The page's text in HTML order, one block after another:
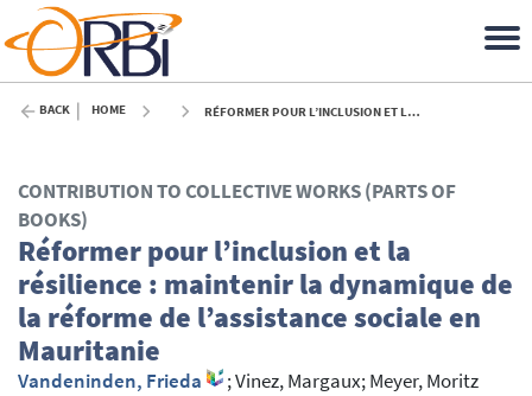
BACK HOME RÉFORMER POUR L’INCLUSION ET LA RÉSILIENCE : MAINTENIR LA DYNAMIQUE DE LA RÉFORME DE L’ASSISTANCE SOCIALE EN MAURITANIE - 2025
CONTRIBUTION TO COLLECTIVE WORKS (PARTS OF
BOOKS)
Réformer pour l’inclusion et la
résilience : maintenir la dynamique de
la réforme de l’assistance sociale en
Mauritanie
Vandeninden, Frieda ;Vinez, Margaux;Meyer, Moritz